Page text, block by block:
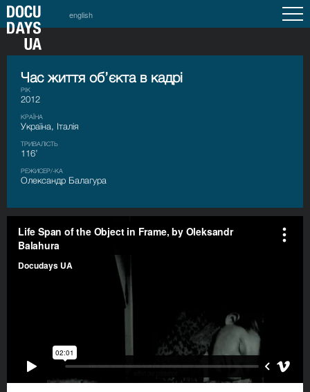
english
Час життя об’єкта в кадрі
РІК
2012
КРАЇНА
Україна, Італія
ТРИВАЛІСТЬ
116’
РЕЖИСЕР/-КА
Олександр Балагура